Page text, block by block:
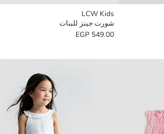
LCW Kids
شورت جينز للبنات
549.00 EGP